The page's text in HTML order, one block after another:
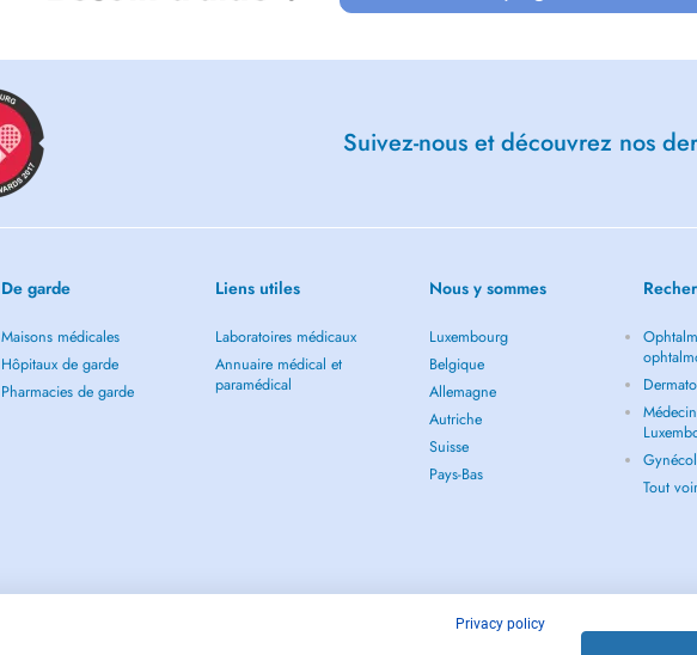
Suivez-nous et découvrez nos
De garde
Maisons médicales
Hôpitaux de garde
Pharmacies de garde
Liens utiles
Laboratoires médicaux
Annuaire médical et
paramédical
Nous y sommes
Luxembourg
Belgique
Allemagne
Autriche
Suisse
Pays-Bas
Tout
Privacy policy